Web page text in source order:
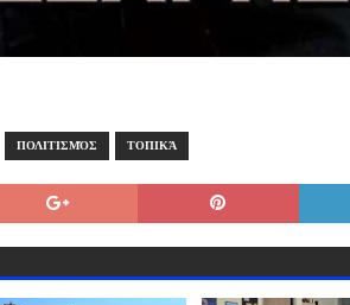
ΠΟΛΙΤΙΣΜΌΣ ΤΟΠΙΚΆ